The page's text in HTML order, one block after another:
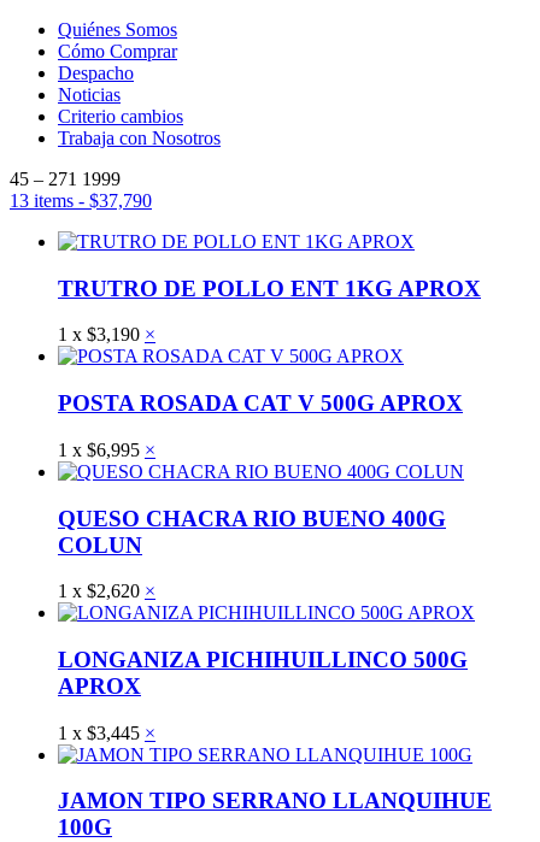
Quiénes Somos
Cómo Comprar
Despacho
Noticias
Criterio cambios
Trabaja con Nosotros
45 – 271 1999
13 items - $37,790
TRUTRO DE POLLO ENT 1KG APROX
1 x $3,190 ×
POSTA ROSADA CAT V 500G APROX
1 x $6,995 ×
QUESO CHACRA RIO BUENO 400G
COLUN
1 x $2,620 ×
LONGANIZA PICHIHUILLINCO 500G
APROX
1 x $3,445 ×
JAMON TIPO SERRANO LLANQUIHUE
100G